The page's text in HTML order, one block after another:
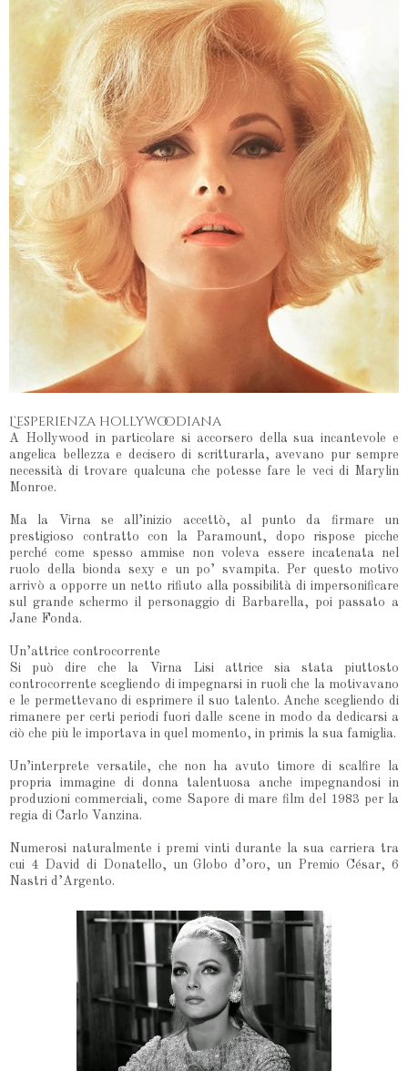
L’esperienza hollywoodiana
A Hollywood in particolare si accorsero della sua incantevole e
angelica bellezza e decisero di scritturarla, avevano pur sempre
necessità di trovare qualcuna che potesse fare le veci di Marylin
Monroe.
Ma la Virna se all’inizio accettò, al punto da firmare un
prestigioso contratto con la Paramount, dopo rispose picche
perché come spesso ammise non voleva essere incatenata nel
ruolo della bionda sexy e un po’ svampita. Per questo motivo
arrivò a opporre un netto rifiuto alla possibilità di impersonificare
sul grande schermo il personaggio di Barbarella, poi passato a
Jane Fonda.
Un’attrice controcorrente
Si può dire che la Virna Lisi attrice sia stata piuttosto
controcorrente scegliendo di impegnarsi in ruoli che la motivavano
e le permettevano di esprimere il suo talento. Anche scegliendo di
rimanere per certi periodi fuori dalle scene in modo da dedicarsi a
ciò che più le importava in quel momento, in primis la sua famiglia.
Un’interprete versatile, che non ha avuto timore di scalfire la
propria immagine di donna talentuosa anche impegnandosi in
produzioni commerciali, come Sapore di mare film del 1983 per la
regia di Carlo Vanzina.
Numerosi naturalmente i premi vinti durante la sua carriera tra
cui 4 David di Donatello, un Globo d’oro, un Premio César, 6
Nastri d’Argento.